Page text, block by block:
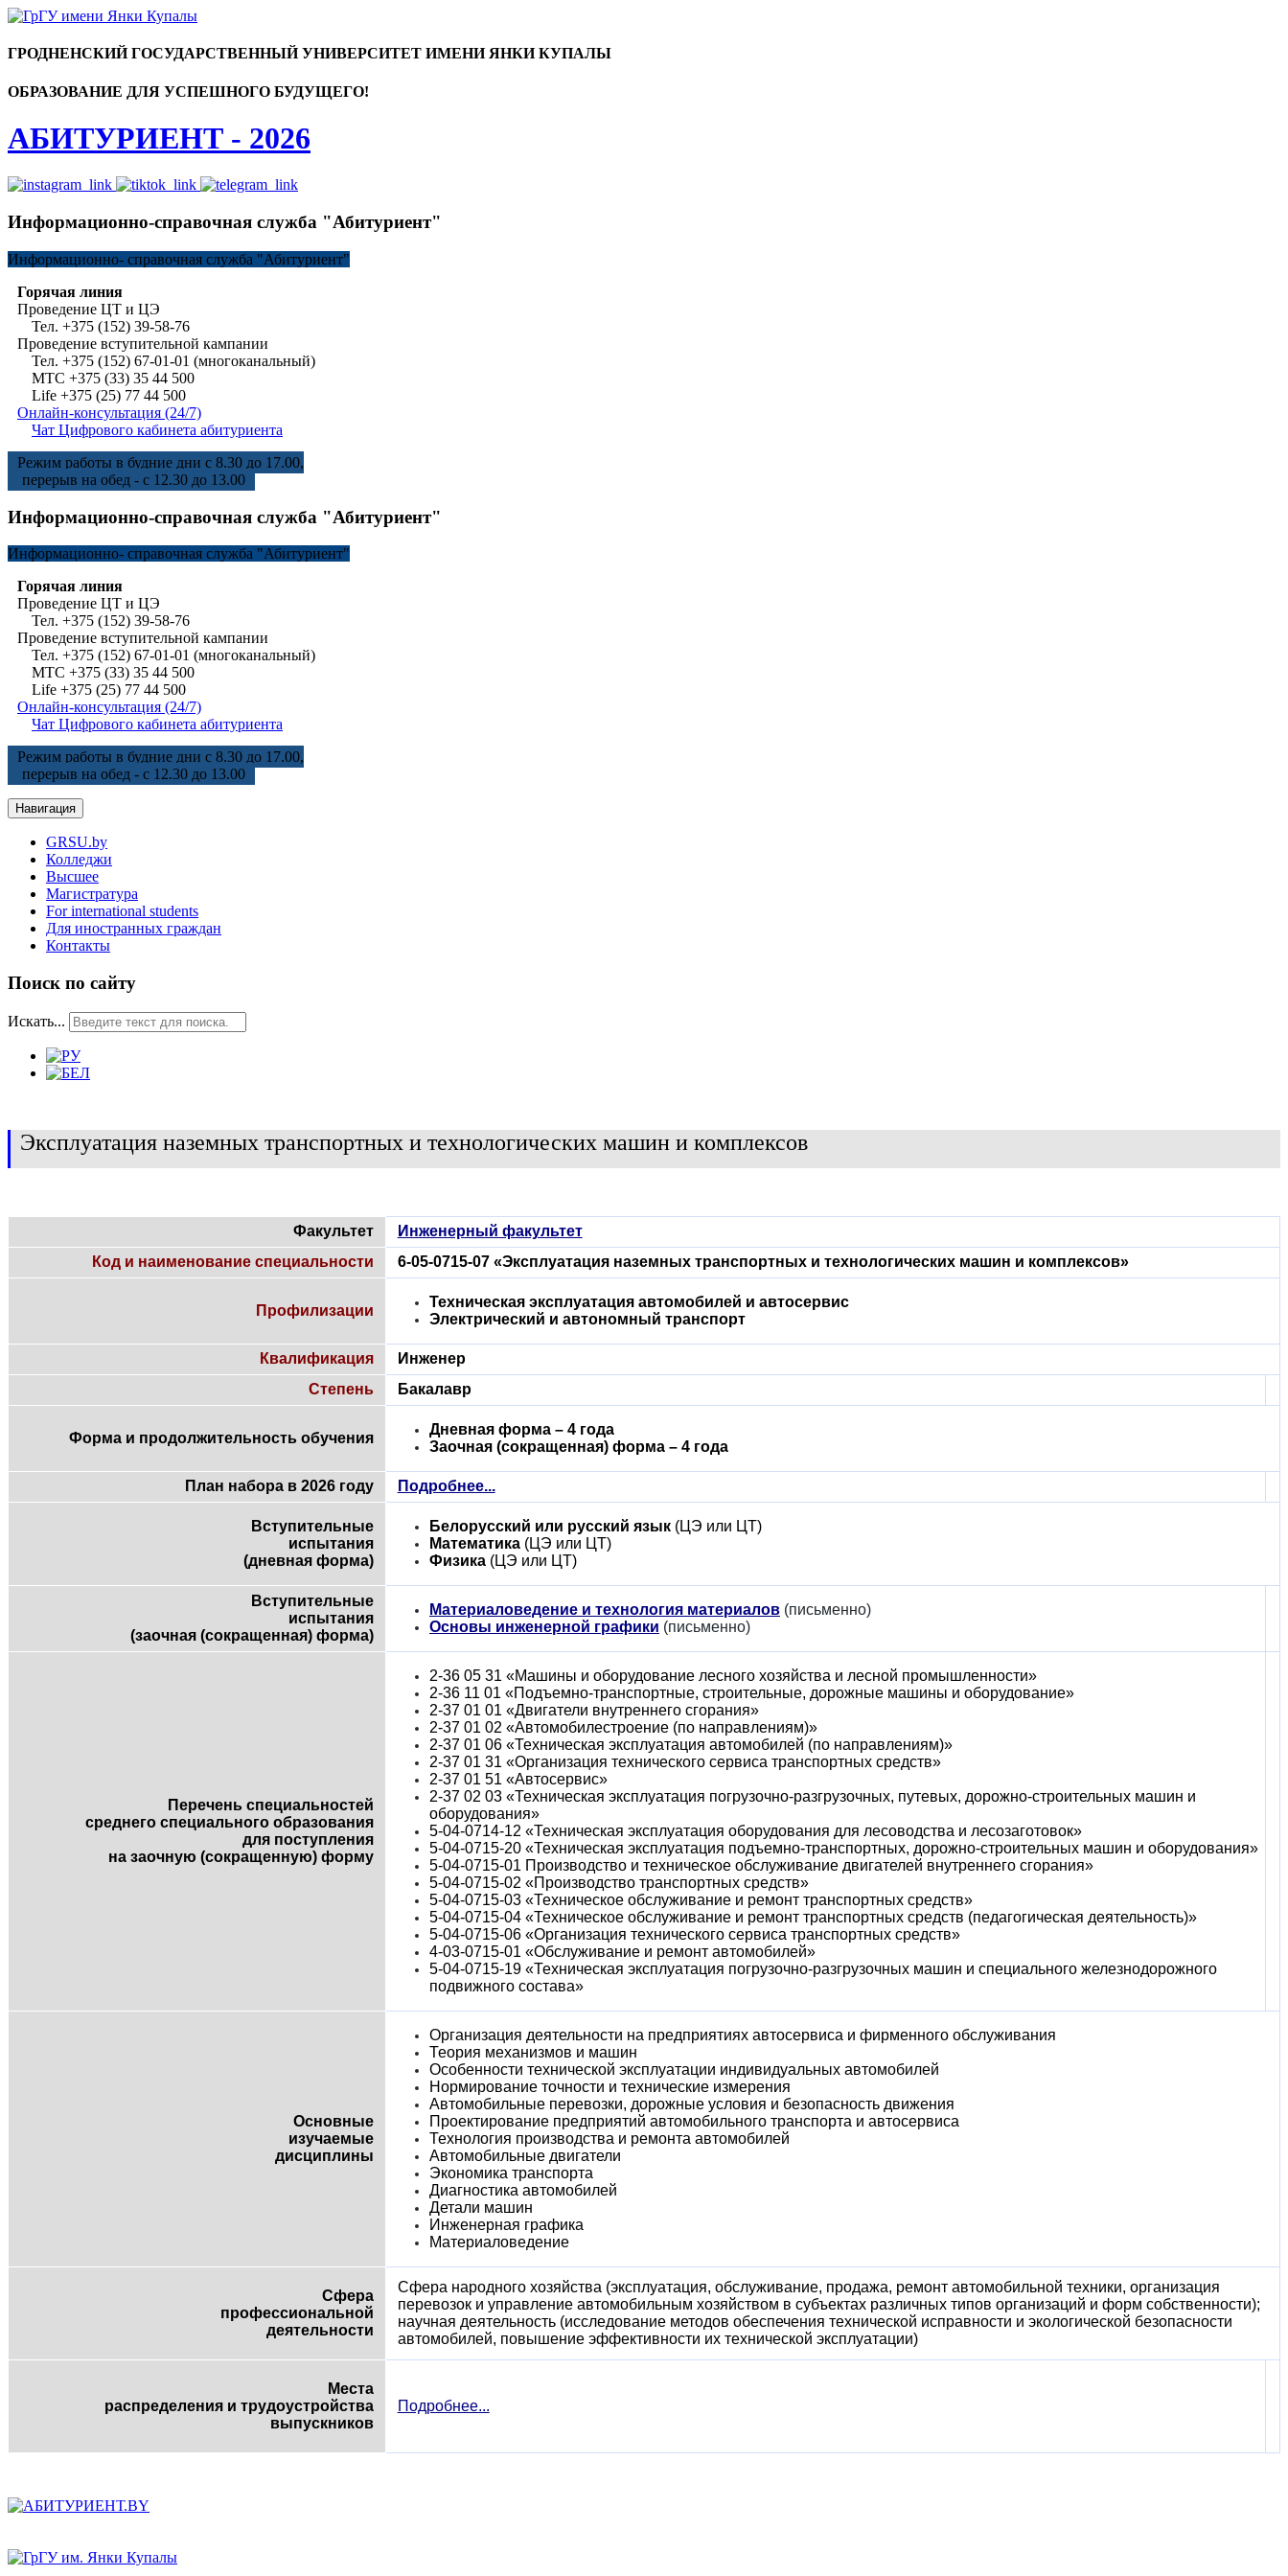
ГРОДНЕНСКИЙ ГОСУДАРСТВЕННЫЙ УНИВЕРСИТЕТ ИМЕНИ ЯНКИ КУПАЛЫ
ОБРАЗОВАНИЕ ДЛЯ УСПЕШНОГО БУДУЩЕГО!
АБИТУРИЕНТ - 2026
Информационно-справочная служба "Абитуриент"
Информационно- справочная служба "Абитуриент"
Горячая линия
Проведение ЦТ и ЦЭ
Тел. +375 (152) 39-58-76
Проведение вступительной кампании
Тел. +375 (152) 67-01-01 (многоканальный)
МТС +375 (33) 35 44 500
Life +375 (25) 77 44 500
Онлайн-консультация (24/7)
Чат Цифрового кабинета абитуриента
Режим работы в будние дни с 8.30 до 17.00,
перерыв на обед - с 12.30 до 13.00
Информационно-справочная служба "Абитуриент"
Информационно- справочная служба "Абитуриент"
Горячая линия
Проведение ЦТ и ЦЭ
Тел. +375 (152) 39-58-76
Проведение вступительной кампании
Тел. +375 (152) 67-01-01 (многоканальный)
МТС +375 (33) 35 44 500
Life +375 (25) 77 44 500
Онлайн-консультация (24/7)
Чат Цифрового кабинета абитуриента
Режим работы в будние дни с 8.30 до 17.00,
перерыв на обед - с 12.30 до 13.00
Навигация
GRSU.by
Колледжи
Высшее
Магистратура
For international students
Для иностранных граждан
Контакты
Поиск по сайту
Искать...
Эксплуатация наземных транспортных и технологических машин и комплексов
Факультет
Инженерный факультет
Код и наименование специальности
6-05-0715-07 «Эксплуатация наземных транспортных и технологических машин и комплексов»
Профилизации
Техническая эксплуатация автомобилей и автосервис
Электрический и автономный транспорт
Квалификация
Инженер
Степень
Бакалавр
Форма и продолжительность обучения
Дневная форма – 4 года
Заочная (сокращенная) форма – 4 года
План набора в 2026 году Подробнее...
Вступительные
испытания
(дневная форма)
Белорусский или русский язык (ЦЭ или ЦТ)
Математика (ЦЭ или ЦТ)
Физика (ЦЭ или ЦТ)
Вступительные
испытания
(заочная (сокращенная) форма)
Материаловедение и технология материалов (письменно)
Основы инженерной графики (письменно)
Перечень специальностей
среднего специального образования
для поступления
на заочную (сокращенную) форму
2-36 05 31 «Машины и оборудование лесного хозяйства и лесной промышленности»
2-36 11 01 «Подъемно-транспортные, строительные, дорожные машины и оборудование»
2-37 01 01 «Двигатели внутреннего сгорания»
2-37 01 02 «Автомобилестроение (по направлениям)»
2-37 01 06 «Техническая эксплуатация автомобилей (по направлениям)»
2-37 01 31 «Организация технического сервиса транспортных средств»
2-37 01 51 «Автосервис»
2-37 02 03 «Техническая эксплуатация погрузочно-разгрузочных, путевых, дорожно-строительных машин и
оборудования»
5-04-0714-12 «Техническая эксплуатация оборудования для лесоводства и лесозаготовок»
5-04-0715-20 «Техническая эксплуатация подъемно-транспортных, дорожно-строительных машин и оборудования»
5-04-0715-01 Производство и техническое обслуживание двигателей внутреннего сгорания»
5-04-0715-02 «Производство транспортных средств»
5-04-0715-03 «Техническое обслуживание и ремонт транспортных средств»
5-04-0715-04 «Техническое обслуживание и ремонт транспортных средств (педагогическая деятельность)»
5-04-0715-06 «Организация технического сервиса транспортных средств»
4-03-0715-01 «Обслуживание и ремонт автомобилей»
5-04-0715-19 «Техническая эксплуатация погрузочно-разгрузочных машин и специального железнодорожного
подвижного состава»
Основные
изучаемые
дисциплины
Организация деятельности на предприятиях автосервиса и фирменного обслуживания
Теория механизмов и машин
Особенности технической эксплуатации индивидуальных автомобилей
Нормирование точности и технические измерения
Автомобильные перевозки, дорожные условия и безопасность движения
Проектирование предприятий автомобильного транспорта и автосервиса
Технология производства и ремонта автомобилей
Автомобильные двигатели
Экономика транспорта
Диагностика автомобилей
Детали машин
Инженерная графика
Материаловедение
Сфера
профессиональной
деятельности
Сфера народного хозяйства (эксплуатация, обслуживание, продажа, ремонт автомобильной техники, организация
перевозок и управление автомобильным хозяйством в субъектах различных типов организаций и форм собственности);
научная деятельность (исследование методов обеспечения технической исправности и экологической безопасности
автомобилей, повышение эффективности их технической эксплуатации)
Места
распределения и трудоустройства
выпускников
Подробнее...